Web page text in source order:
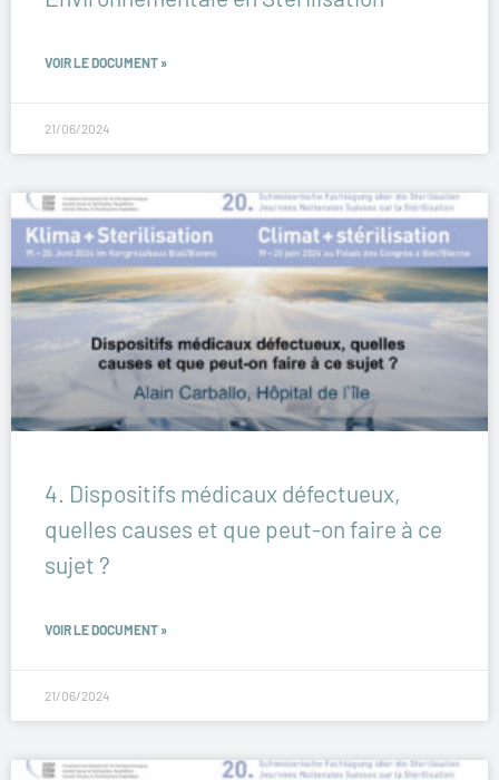
VOIR LE DOCUMENT »
21/06/2024
4. Dispositifs médicaux défectueux,
quelles causes et que peut-on faire à ce
sujet ?
VOIR LE DOCUMENT »
21/06/2024